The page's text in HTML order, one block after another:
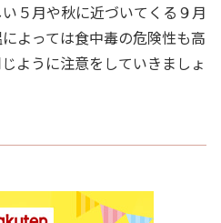
５月や秋に近づいてくる９月
よっては食中毒の危険性も高
ように注意をしていきましょ